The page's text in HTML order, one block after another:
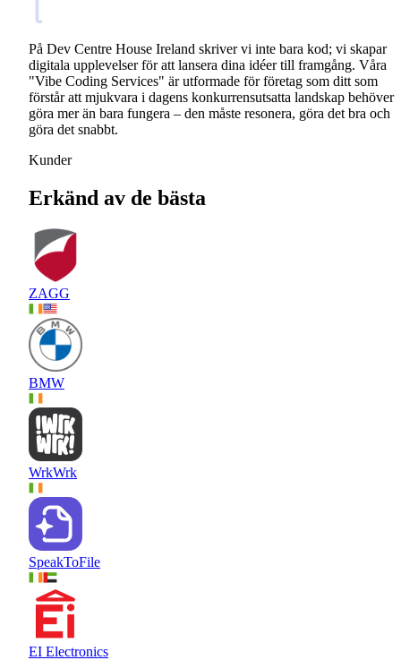
På Dev Centre House Ireland skriver vi inte bara kod; vi skapar
digitala upplevelser för att lansera dina idéer till framgång. Våra
"Vibe Coding Services" är utformade för företag som ditt som
förstår att mjukvara i dagens konkurrensutsatta landskap behöver
göra mer än bara fungera – den måste resonera, göra det bra och
göra det snabbt.
Kunder
Erkänd av de bästa
ZAGG
BMW
WrkWrk
SpeakToFile
EI Electronics